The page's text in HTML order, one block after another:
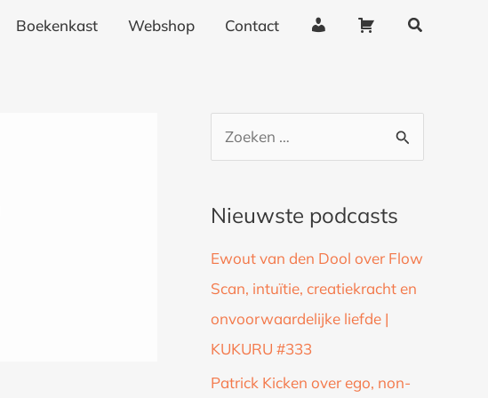
Boekenkast Webshop Contact
e
g
v
e
W
g
Zoeken
n
a
a
r
:
Nieuwste podcasts
Ewout van den Dool over Flow
Scan, intuïtie, creatiekracht en
onvoorwaardelijke liefde |
KUKURU #333
Patrick Kicken over ego, non-